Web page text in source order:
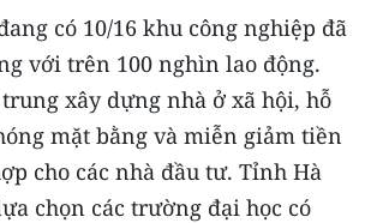
có 10/16 khu công nghiệp đã
với trên 100 nghìn lao động.
xây dựng nhà ở xã hội, hỗ
mặt bằng và miễn giảm tiền
cho các nhà đầu tư. Tỉnh Hà
chọn các trường đại học có